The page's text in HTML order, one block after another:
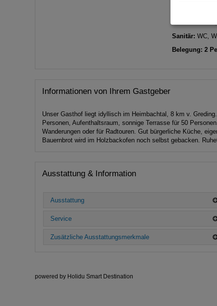
Sanitär:WC,
Belegung: 2
Informationen von Ihrem Gastgeber
Unser Gasthof liegt idyllisch im Heimbachtal, 8 km v.
Personen, Aufenthaltsraum, sonnige Terrasse für 50
Wanderungen oder für Radtouren. Gut bürgerliche Küche,
Bauernbrot wird im Holzbackofen noch selbst gebacken.
Ausstattung & Information
Ausstattung
Service
Zusätzliche Ausstattungsmerkmale
powered by Holidu Smart Destination